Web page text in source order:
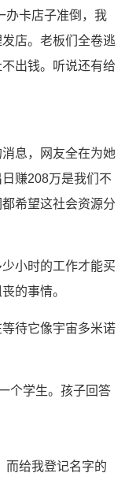
办卡店子准倒，我
店。老板们全卷逃
出钱。听说还有给
息，网友全在为她
赚208万是我们不
希望这社会资源分
小时的工作才能买
的事情。
待它像宇宙多米诺
个学生。孩子回答
而给我登记名字的